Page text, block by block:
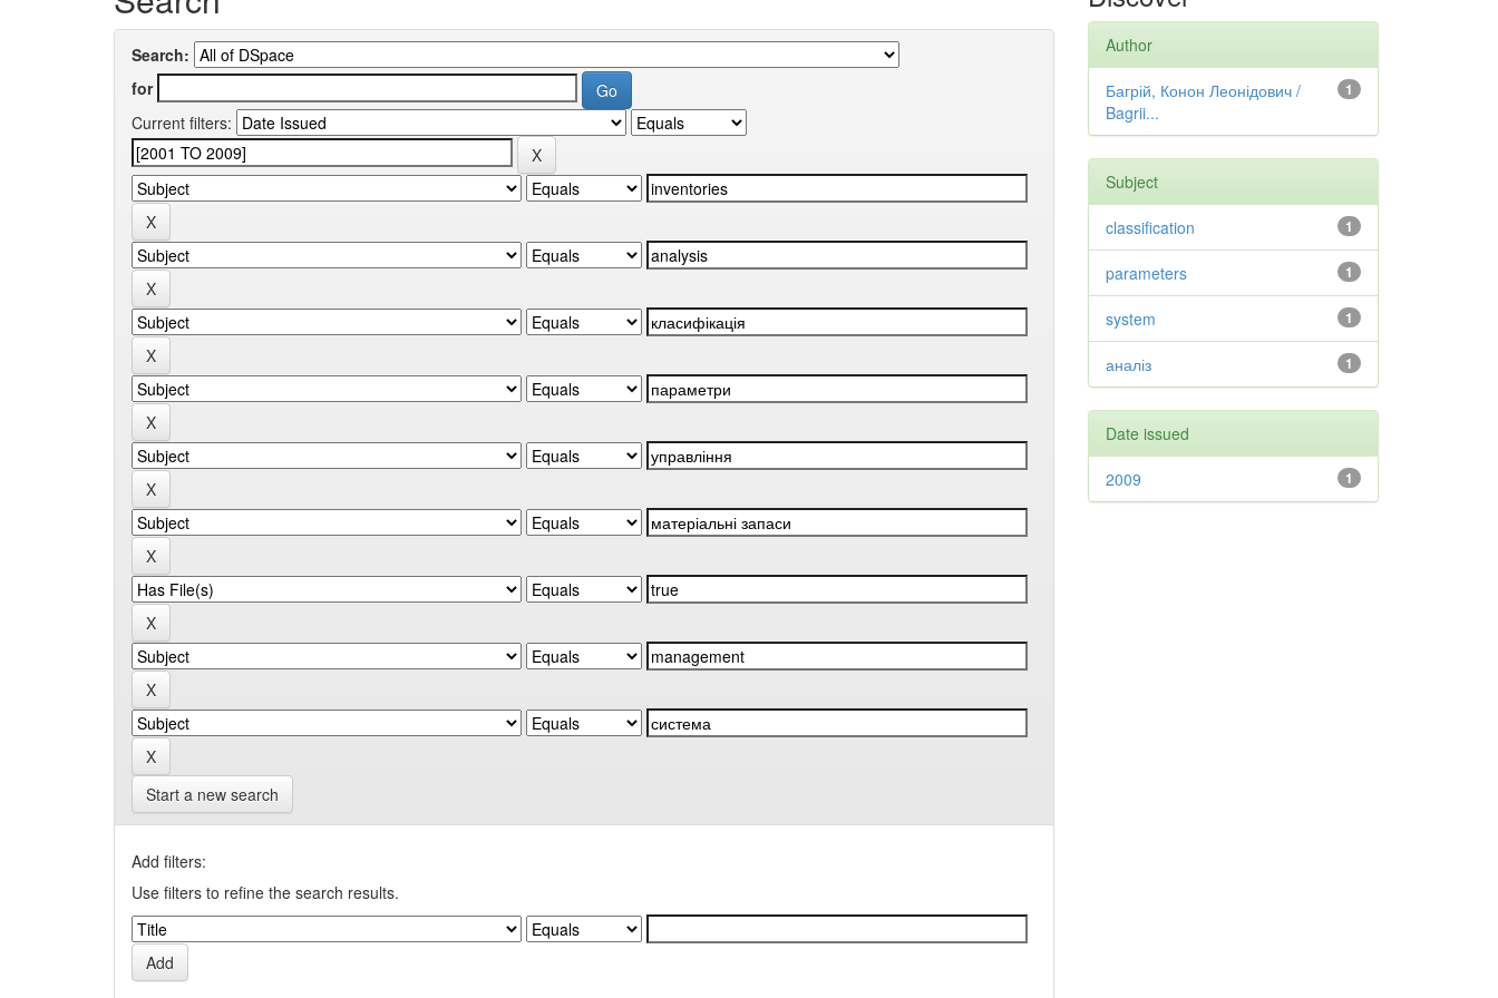
Search:
for
Current filters:
Start a new search
Add filters:
Use filters to refine the search results.
Author
1
Багрій, Конон Леонідович /
Bagrii...
Subject
1
classification
1
parameters
1
system
1
аналіз
Date issued
1
2009